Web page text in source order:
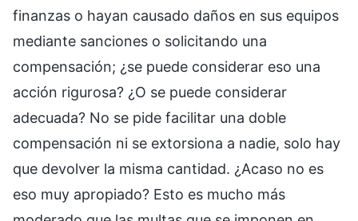
finanzas o hayan causado daños en sus equipos
mediante sanciones o solicitando una
compensación; ¿se puede considerar eso una
acción rigurosa? ¿O se puede considerar
adecuada? No se pide facilitar una doble
compensación ni se extorsiona a nadie, solo hay
que devolver la misma cantidad. ¿Acaso no es
eso muy apropiado? Esto es mucho más